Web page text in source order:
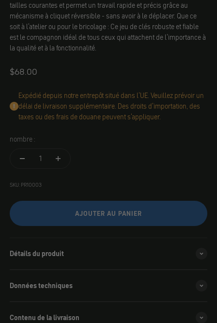
tailles courantes et permet un travail rapide et précis grâce au
mécanisme à cliquet réversible - sans avoir à le déplacer. Que ce
soit à l'atelier ou pour le bricolage : Ce jeu de clés robuste et fiable
est le compagnon idéal de tous ceux qui attachent de l'importance à
la qualité et à la fonctionnalité.
Angebot
$68.00
Expédié depuis notre entrepôt situé dans l'UE. Veuillez prévoir un
délai de livraison supplémentaire. Des droits d'importation, des
taxes ou des frais de douane peuvent s'appliquer.
nombre :
SKU: PR10003
AJOUTER AU PANIER
Détails du produit
Données techniques
Contenu de la livraison